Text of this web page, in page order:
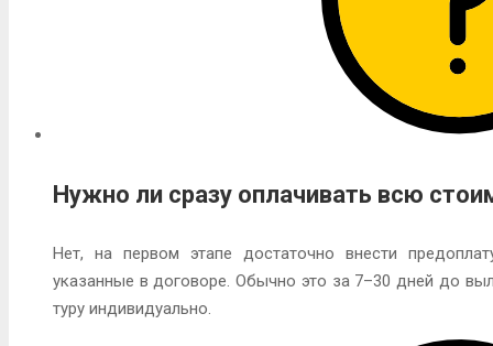
Нужно ли сразу оплачивать всю
Нет, на первом этапе достаточно внести
указанные в договоре. Обычно это за 7–30 дней до
туру индивидуально.